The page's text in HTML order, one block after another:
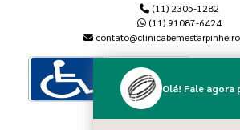
(11) 2305-1282
(11) 91087-6424
Olá! Fale agora